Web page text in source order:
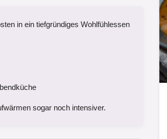
in ein tiefgründiges Wohlfühlessen
sogar noch intensiver.